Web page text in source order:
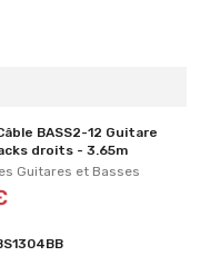
BASS2-12 Guitare
droits - 3.65m
Guitares et Basses